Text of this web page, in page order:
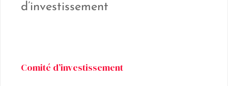
d’investissement
Comité d’investissement